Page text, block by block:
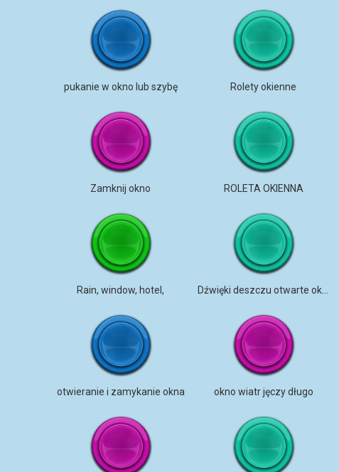
pukanie w okno lub szybę Rolety okienne
Zamknij okno ROLETA OKIENNA
Rain, window, hotel, Dźwięki deszczu otwarte okno
otwieranie i zamykanie okna okno wiatr jęczy długo